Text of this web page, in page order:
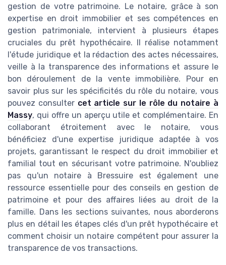
gestion de votre patrimoine. Le notaire, grâce à son
expertise en droit immobilier et ses compétences en
gestion patrimoniale, intervient à plusieurs étapes
cruciales du prêt hypothécaire. Il réalise notamment
l'étude juridique et la rédaction des actes nécessaires,
veille à la transparence des informations et assure le
bon déroulement de la vente immobilière. Pour en
savoir plus sur les spécificités du rôle du notaire, vous
pouvez consulter cet article sur le rôle du notaire à
Massy, qui offre un aperçu utile et complémentaire. En
collaborant étroitement avec le notaire, vous
bénéficiez d'une expertise juridique adaptée à vos
projets, garantissant le respect du droit immobilier et
familial tout en sécurisant votre patrimoine. N'oubliez
pas qu'un notaire à Bressuire est également une
ressource essentielle pour des conseils en gestion de
patrimoine et pour des affaires liées au droit de la
famille. Dans les sections suivantes, nous aborderons
plus en détail les étapes clés d'un prêt hypothécaire et
comment choisir un notaire compétent pour assurer la
transparence de vos transactions.